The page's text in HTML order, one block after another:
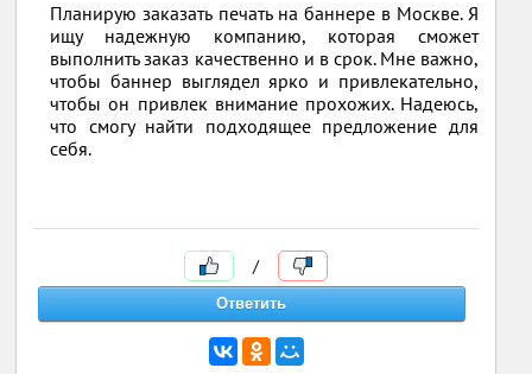
Планирую заказать печать на баннере в Москве. Я
ищу надежную компанию, которая сможет
выполнить заказ качественно и в срок. Мне важно,
чтобы баннер выглядел ярко и привлекательно,
чтобы он привлек внимание прохожих. Надеюсь,
что смогу найти подходящее предложение для
себя.
/